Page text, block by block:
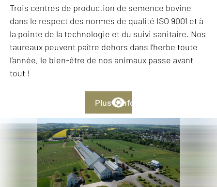
Trois centres de production de semence bovine
dans le respect des normes de qualité ISO 9001 et à
la pointe de la technologie et du suivi sanitaire. Nos
taureaux peuvent paître dehors dans l’herbe toute
l’année, le bien-être de nos animaux passe avant
tout !
Plus d’infos